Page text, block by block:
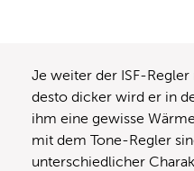
Je weiter der ISF-
desto dicker wird er in
ihm eine gewisse
mit dem Tone-Regler
unterschiedlicher